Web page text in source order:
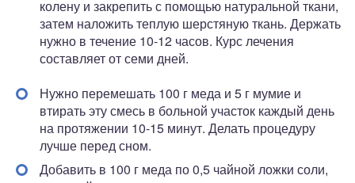
колену и закрепить с помощью натуральной ткани,
затем наложить теплую шерстяную ткань. Держать
нужно в течение 10-12 часов. Курс лечения
составляет от семи дней.
Нужно перемешать 100 г меда и 5 г мумие и
втирать эту смесь в больной участок каждый день
на протяжении 10-15 минут. Делать процедуру
лучше перед сном.
Добавить в 100 г меда по 0,5 чайной ложки соли,